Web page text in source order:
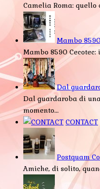
Camelia Roma: quello
Mambo
Mambo 8590
Dal
Dal guardaroba di
momento...
CONTACT
Postquam
Amiche, di solito,